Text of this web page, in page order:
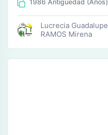
1986 Antiguedad (Años)
Lucrecia Guadalupe
RAMOS Mirena